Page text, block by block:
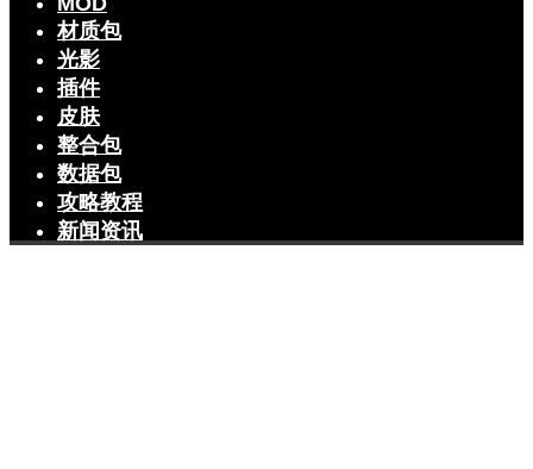
材质包
光影
插件
皮肤
整合包
数据包
攻略教程
新闻资讯